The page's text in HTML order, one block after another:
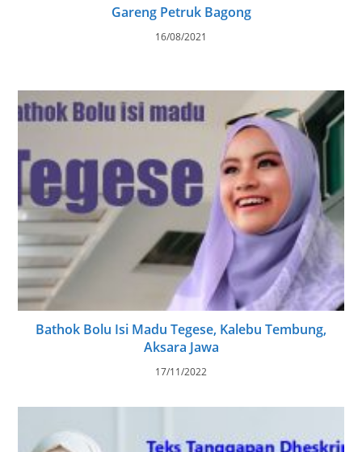
Gareng Petruk Bagong
16/08/2021
Bathok Bolu Isi Madu Tegese, Kalebu Tembung,
Aksara Jawa
17/11/2022